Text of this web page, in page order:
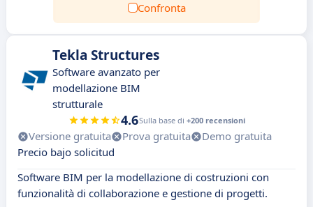
Confronta
Tekla Structures
Software avanzato per
modellazione BIM
strutturale
4.6Sulla base di +200 recensioni
Versione gratuita Prova gratuita
Demo gratuita
Precio bajo solicitud
Software BIM per la modellazione di costruzioni con
funzionalità di collaborazione e gestione di progetti.